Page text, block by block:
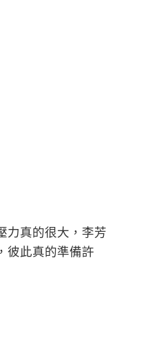
力真的很大，李芳
彼此真的準備許